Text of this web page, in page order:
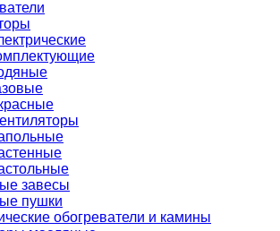
завесы
пушки
обогреватели и камины